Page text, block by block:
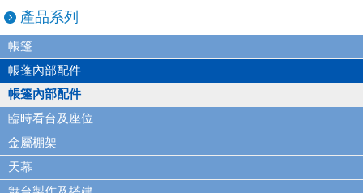
產品系列
帳篷
帳蓬內部配件
帳篷內部配件
臨時看台及座位
金屬棚架
天幕